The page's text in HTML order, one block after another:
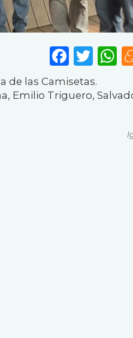
de las Camisetas.
Emilio Triguero,